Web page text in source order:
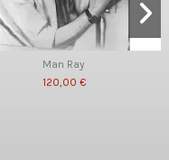
Man Ray
120,00 €